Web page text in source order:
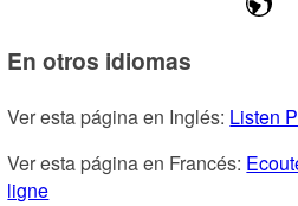
En otros idiomas
Ver esta página en Inglés: Listen
Ver esta página en Francés:
ligne